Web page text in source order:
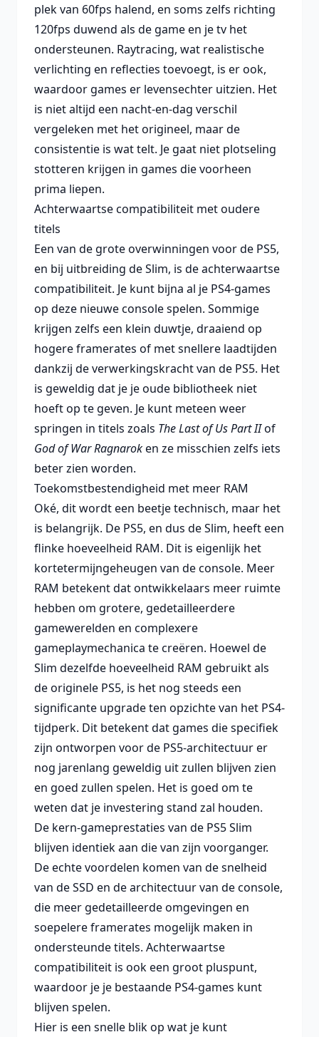
plek van 60fps halend, en soms zelfs richting
120fps duwend als de game en je tv het
ondersteunen. Raytracing, wat realistische
verlichting en reflecties toevoegt, is er ook,
waardoor games er levensechter uitzien. Het
is niet altijd een nacht-en-dag verschil
vergeleken met het origineel, maar de
consistentie is wat telt. Je gaat niet plotseling
stotteren krijgen in games die voorheen
prima liepen.
Achterwaartse compatibiliteit met oudere
titels
Een van de grote overwinningen voor de PS5,
en bij uitbreiding de Slim, is de achterwaartse
compatibiliteit. Je kunt bijna al je PS4-games
op deze nieuwe console spelen. Sommige
krijgen zelfs een klein duwtje, draaiend op
hogere framerates of met snellere laadtijden
dankzij de verwerkingskracht van de PS5. Het
is geweldig dat je je oude bibliotheek niet
hoeft op te geven. Je kunt meteen weer
springen in titels zoals The Last of Us Part IIof
God of War Ragnaroken ze misschien zelfs iets
beter zien worden.
Toekomstbestendigheid met meer RAM
Oké, dit wordt een beetje technisch, maar het
is belangrijk. De PS5, en dus de Slim, heeft een
flinke hoeveelheid RAM. Dit is eigenlijk het
kortetermijngeheugen van de console. Meer
RAM betekent dat ontwikkelaars meer ruimte
hebben om grotere, gedetailleerdere
gamewerelden en complexere
gameplaymechanica te creëren. Hoewel de
Slim dezelfde hoeveelheid RAM gebruikt als
de originele PS5, is het nog steeds een
significante upgrade ten opzichte van het PS4-
tijdperk. Dit betekent dat games die specifiek
zijn ontworpen voor de PS5-architectuur er
nog jarenlang geweldig uit zullen blijven zien
en goed zullen spelen. Het is goed om te
weten dat je investering stand zal houden.
De kern-gameprestaties van de PS5 Slim
blijven identiek aan die van zijn voorganger.
De echte voordelen komen van de snelheid
van de SSD en de architectuur van de console,
die meer gedetailleerde omgevingen en
soepelere framerates mogelijk maken in
ondersteunde titels. Achterwaartse
compatibiliteit is ook een groot pluspunt,
waardoor je je bestaande PS4-games kunt
blijven spelen.
Hier is een snelle blik op wat je kunt